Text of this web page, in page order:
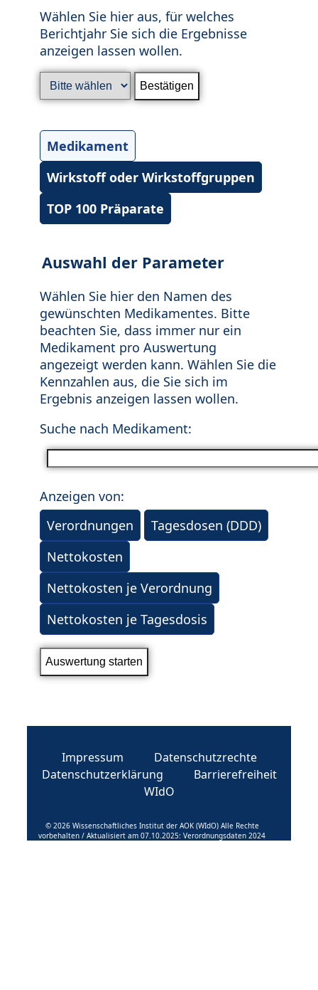
Wählen Sie hier aus, für welches
Berichtjahr Sie sich die Ergebnisse
anzeigen lassen wollen.
Medikament
Wirkstoff oder Wirkstoffgruppen
TOP 100 Präparate
Auswahl der Parameter
Wählen Sie hier den Namen des
gewünschten Medikamentes. Bitte
beachten Sie, dass immer nur ein
Medikament pro Auswertung
angezeigt werden kann. Wählen Sie die
Kennzahlen aus, die Sie sich im
Ergebnis anzeigen lassen wollen.
Suche nach Medikament:
Anzeigen von:
Verordnungen
Tagesdosen (DDD)
Nettokosten
Nettokosten je Verordnung
Nettokosten je Tagesdosis
Impressum
Datenschutzrechte
Datenschutzerklärung
Barrierefreiheit
WIdO
© 2026 Wissenschaftliches Institut der AOK (WIdO) Alle Rechte
vorbehalten / Aktualisiert am 07.10.2025: Verordnungsdaten 2024